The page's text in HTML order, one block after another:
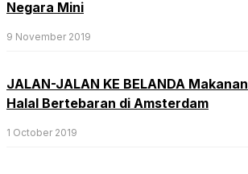
Negara Mini
9 November 2019
JALAN-JALAN KE BELANDA Makanan
Halal Bertebaran di Amsterdam
1 October 2019